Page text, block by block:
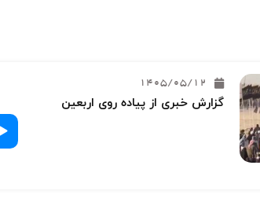
1405/05/12
گزارش خبری از پیاده روی اربعین